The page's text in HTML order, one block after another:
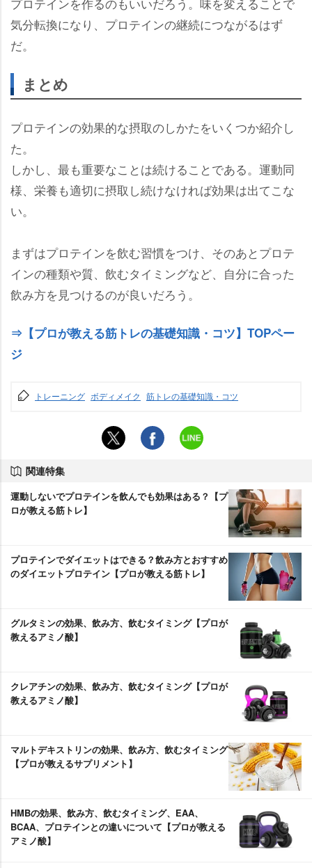
気分転換になり、プロテインの継続につながるはず
だ。
まとめ
プロテインの効果的な摂取のしかたをいくつか紹介し
た。
しかし、最も重要なことは続けることである。運動同
様、栄養も適切に摂取し続けなければ効果は出てこな
い。
まずはプロテインを飲む習慣をつけ、そのあとプロテ
インの種類や質、飲むタイミングなど、自分に合った
飲み方を見つけるのが良いだろう。
⇒【プロが教える筋トレの基礎知識・コツ】TOPペー
ジ
トレーニング ボディメイク 筋トレの基礎知識・コツ
関連特集
運動しないでプロテインを飲んでも効果はある？【プ
ロが教える筋トレ】
プロテインでダイエットはできる？飲み方とおすすめ
のダイエットプロテイン【プロが教える筋トレ】
グルタミンの効果、飲み方、飲むタイミング【プロが
教えるアミノ酸】
クレアチンの効果、飲み方、飲むタイミング【プロが
教えるアミノ酸】
マルトデキストリンの効果、飲み方、飲むタイミング
【プロが教えるサプリメント】
HMBの効果、飲み方、飲むタイミング、EAA、
BCAA、プロテインとの違いについて【プロが教える
アミノ酸】